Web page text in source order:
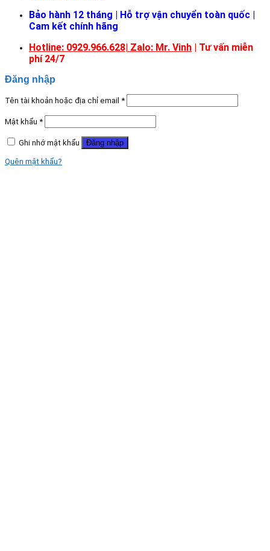
Bảo hành 12 tháng | Hỗ trợ vận chuyển toàn quốc |
Cam kết chính hãng
Hotline: 0929.966.628| Zalo: Mr. Vinh | Tư vấn miễn
phí 24/7
Đăng nhập
Tên tài khoản hoặc địa chỉ email *
Mật khẩu *
Ghi nhớ mật khẩu Đăng nhập
Quên mật khẩu?